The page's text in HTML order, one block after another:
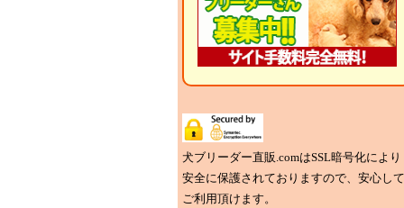
犬ブリーダー直販.comはSSL暗号化により
安全に保護されておりますので、安心して
ご利用頂けます。